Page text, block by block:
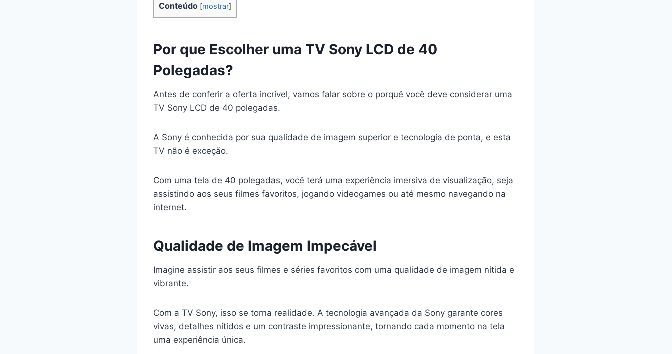
Conteúdo [mostrar]
Por que Escolher uma TV Sony LCD de 40
Polegadas?
Antes de conferir a oferta incrível, vamos falar sobre o porquê você deve considerar uma
TV Sony LCD de 40 polegadas.
A Sony é conhecida por sua qualidade de imagem superior e tecnologia de ponta, e esta
TV não é exceção.
Com uma tela de 40 polegadas, você terá uma experiência imersiva de visualização, seja
assistindo aos seus filmes favoritos, jogando videogames ou até mesmo navegando na
internet.
Qualidade de Imagem Impecável
Imagine assistir aos seus filmes e séries favoritos com uma qualidade de imagem nítida e
vibrante.
Com a TV Sony, isso se torna realidade. A tecnologia avançada da Sony garante cores
vivas, detalhes nítidos e um contraste impressionante, tornando cada momento na tela
uma experiência única.